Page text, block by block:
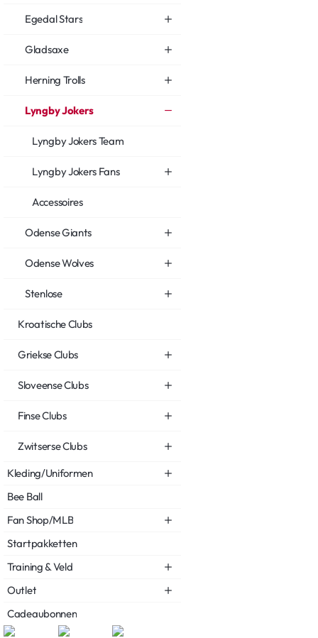
Egedal Stars
Gladsaxe
Herning Trolls
Lyngby Jokers
Lyngby Jokers Team
Lyngby Jokers Fans
Accessoires
Odense Giants
Odense Wolves
Stenlose
Kroatische Clubs
Griekse Clubs
Sloveense Clubs
Finse Clubs
Zwitserse Clubs
Kleding/Uniformen
Bee Ball
Fan Shop/MLB
Startpakketten
Training & Veld
Outlet
Cadeaubonnen